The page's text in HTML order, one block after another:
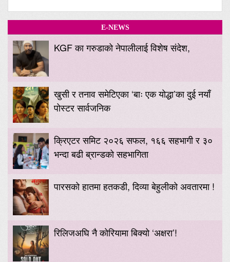
E-NEWS
KGF का गरुडाको नेपालीलाई विशेष संदेश,
खुसी र तनाव समेटिएका ‘बाः एक योद्धा’का दुई नयाँ
पोस्टर सार्वजनिक
क्रिएटर समिट २०२६ सफल, १६६ सहभागी र ३०
भन्दा बढी ब्रान्डको सहभागिता
पारसको हातमा हतकडी, दिव्या बेहुलीको अवतारमा !
रिलिजअघि नै कोरियामा बिक्यो ‘अक्षरा’!